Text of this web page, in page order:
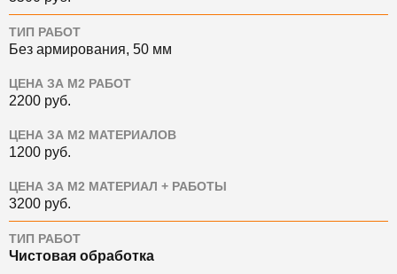
ТИП РАБОТ
Без армирования, 50 мм
ЦЕНА ЗА М2 РАБОТ
2200 руб.
ЦЕНА ЗА М2 МАТЕРИАЛОВ
1200 руб.
ЦЕНА ЗА М2 МАТЕРИАЛ + РАБОТЫ
3200 руб.
ТИП РАБОТ
Чистовая обработка